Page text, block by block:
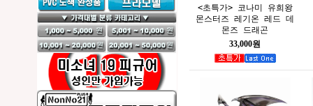
<초특가> 코나미 유희왕
몬스터즈 레기온 레드 데
몬즈 드래곤
33,000원